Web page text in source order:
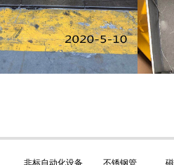
非标自动化设备 不锈钢管